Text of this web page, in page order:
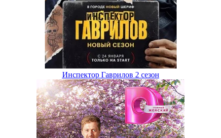
Инспектор Гаврилов 2 сезон